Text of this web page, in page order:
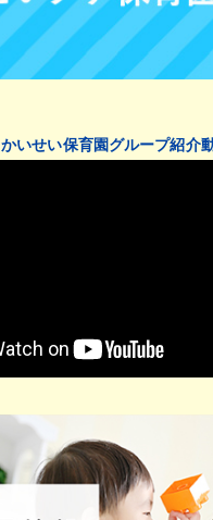
かいせい保育園グループ紹介